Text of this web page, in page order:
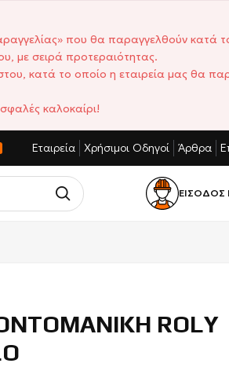
που θα παραγγελθούν κατά
με σειρά προτεραιότητας.
κατά το οποίο η εταιρεία μας θα
καλοκαίρι!
ΤΙΜΈΣ
Εταιρεία Χρήσιμοι Οδηγοί Άρθρα
ΕΙΣΟΔΟΣ
ROLY